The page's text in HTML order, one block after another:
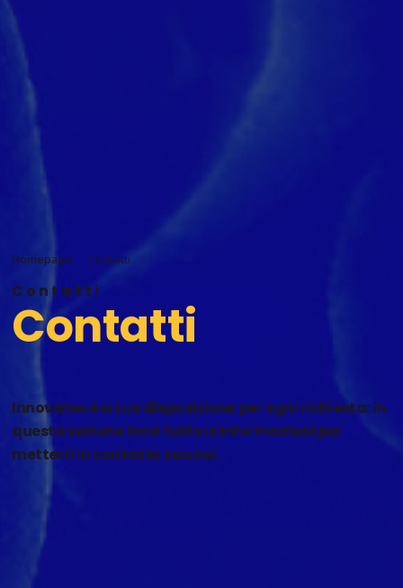
Homepage Contatti
Contatti
Contatti
Innovatec è a tua disposizione per ogni richiesta: in
questa sezione trovi tutte le informazioni per
metterti in contatto con noi.